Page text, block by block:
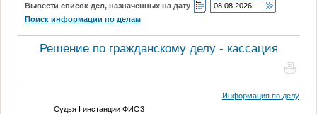
Вывести список дел, назначенных на дату
Поиск информации по делам
Решение по гражданскому делу - кассация
Информация по делу
Судья I инстанции ФИО3